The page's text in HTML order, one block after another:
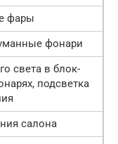
фары
фонари
света в блок-
подсветка
салона